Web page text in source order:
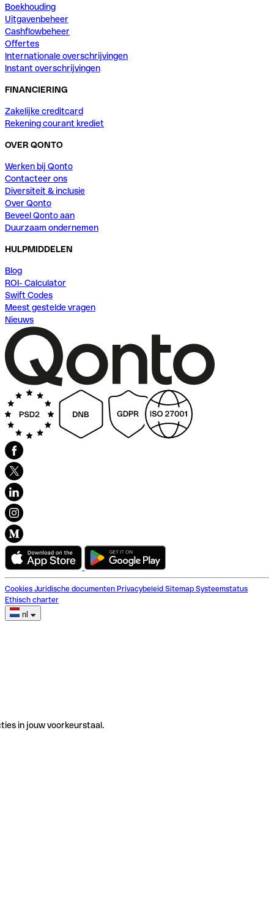
Boekhouding
Uitgavenbeheer
Cashflowbeheer
Offertes
Internationale overschrijvingen
Instant overschrijvingen
FINANCIERING
Zakelijke creditcard
Rekening courant krediet
OVER QONTO
Werken bij Qonto
Contacteer ons
Diversiteit & inclusie
Over Qonto
Beveel Qonto aan
Duurzaam ondernemen
HULPMIDDELEN
Blog
ROI- Calculator
Swift Codes
Meest gestelde vragen
Nieuws
Cookies Juridische documenten Privacybeleid Sitemap Systeemstatus
Ethisch charter
nl
in jouw voorkeurstaal.